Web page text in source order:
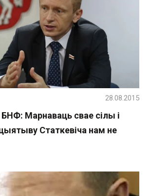
Марнаваць свае сілы і
Статкевіча нам не
28.08.2015